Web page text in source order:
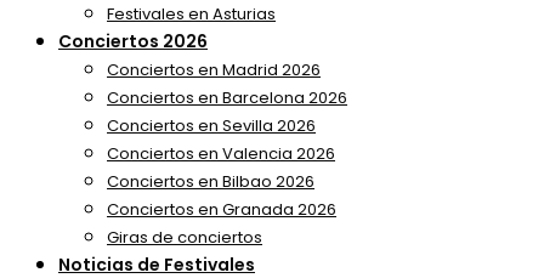
Festivales en Asturias
Conciertos 2026
Conciertos en Madrid 2026
Conciertos en Barcelona 2026
Conciertos en Sevilla 2026
Conciertos en Valencia 2026
Conciertos en Bilbao 2026
Conciertos en Granada 2026
Giras de conciertos
Noticias de Festivales